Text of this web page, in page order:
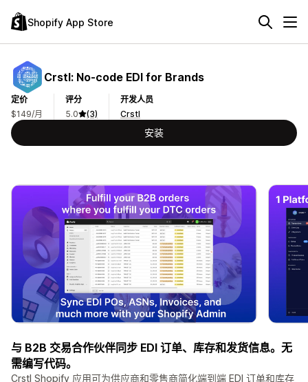
Shopify App Store
Crstl: No‑code EDI for Brands
定价
$149/月
评分
5.0
(3)
开发人员
Crstl
安装
与 B2B 交易合作伙伴同步 EDI 订单、库存和发货信息。无
需编写代码。
Crstl Shopify 应用可为供应商和零售商简化端到端 EDI 订单和库存